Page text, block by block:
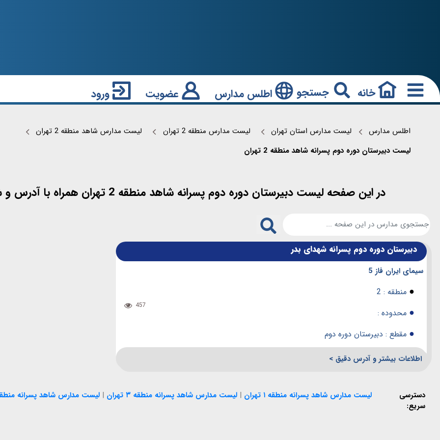
خانه جستجو اطلس مدارس عضویت ورود
اطلس مدارس لیست مدارس استان تهران لیست مدارس منطقه 2 تهران
لیست مدارس شاهد منطقه 2 تهران
لیست دبیرستان دوره دوم پسرانه شاهد منطقه 2 تهران
در این صفحه لیست دبیرستان دوره دوم پسرانه شاهد منطقه 2 تهران همراه با آدرس و شماره تماس آن ها معرفی شده است.
دبیرستان دوره دوم پسرانه شهدای بدر
سیمای ایران فاز 5
● منطقه : 2
● محدوده :
● مقطع : دبیرستان دوره دوم
457
اطلاعات بیشتر و آدرس دقیق >
دسترسی
سریع:
لیست مدارس شاهد پسرانه منطقه ۱ تهران |لیست مدارس شاهد پسرانه منطقه ۳ تهران |لیست مدارس شاهد پسرانه منطقه ۴